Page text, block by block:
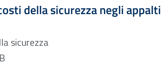
della sicurezza negli appalti
Formato PDF — Dimensione 95.80 kB
sicurezza
kB